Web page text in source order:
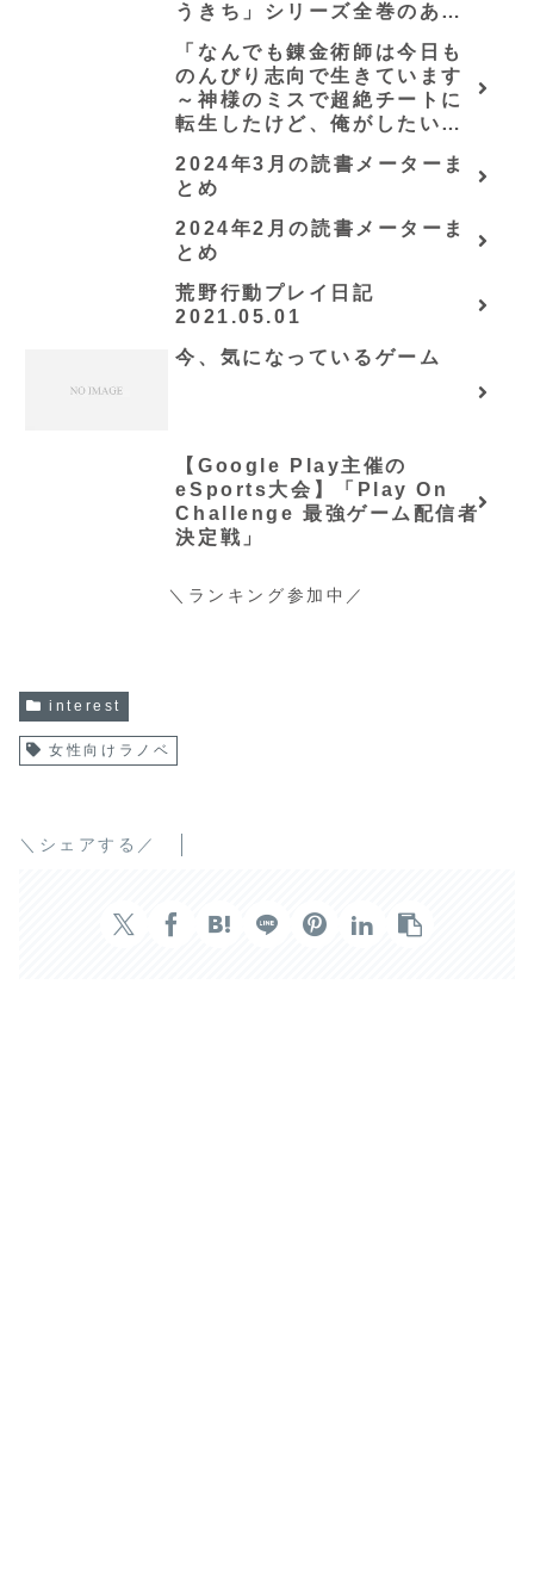
うきち」シリーズ全巻のあら
「なんでも錬金術師は今日も
のんびり志向で生きています
～神様のミスで超絶チートに
転生したけど、俺がしたいの
会の立上げです～（グラスト
ノベルス） (グラスト
NOVELS)/可換環」シリーズ
全巻のあらすじ・感想
2024年3月の読書メーターま
とめ
2024年2月の読書メーターま
とめ
荒野行動プレイ日記
2021.05.01
今、気になっているゲーム
【Google Play主催の
eSports大会】「Play On
Challenge 最強ゲーム配信者
決定戦」
＼ランキング参加中／
interest
女性向けラノベ
＼シェアする／